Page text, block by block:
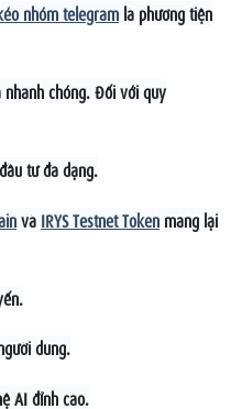
nhóm telegram là phương tiện
chóng. Đối với quy
tư đa dạng.
và IRYS Testnet Token mang lại
dùng.
AI đỉnh cao.